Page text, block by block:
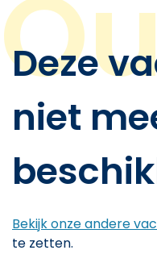
Deze
niet
Bekijk onze andere
te zetten.